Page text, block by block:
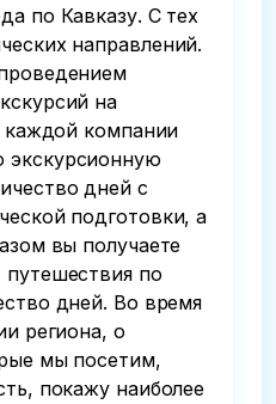
по Кавказу. С тех
направлений.
на
каждой компании
экскурсионную
дней с
подготовки, а
вы получаете
по
дней. Во время
региона, о
мы посетим,
покажу наиболее